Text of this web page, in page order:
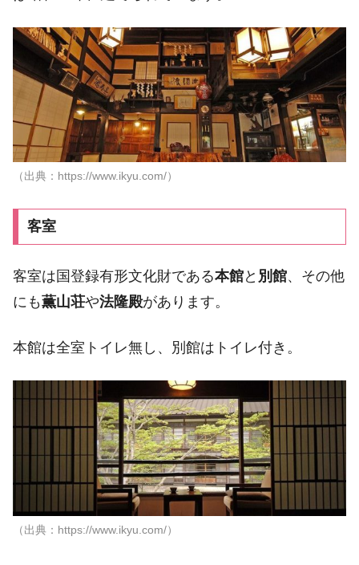
（出典：https://www.ikyu.com/）
客室
客室は国登録有形文化財である本館と 別館、その他
にも薫山荘や法隆殿があります。
本館は全室トイレ無し、別館はトイレ付き。
（出典：https://www.ikyu.com/）